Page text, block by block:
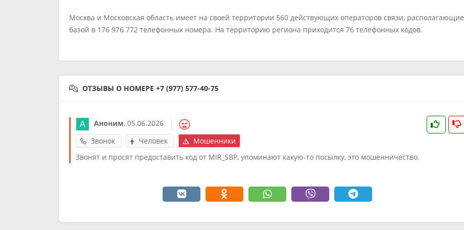
Москва и Московская область имеет на своей территории 560 действующих операторов связи, располагающие
базой в 176 976 772 телефонных номера. На территорию региона приходится 76 телефонных кодов.
ОТЗЫВЫ О НОМЕРЕ +7 (977) 577-40-75
Аноним, 05.06.2026
Звонок
Человек
Мошенники
Звонят и просят предоставить код от MIR_SBP, упоминают какую-то посылку, это мошенничество.